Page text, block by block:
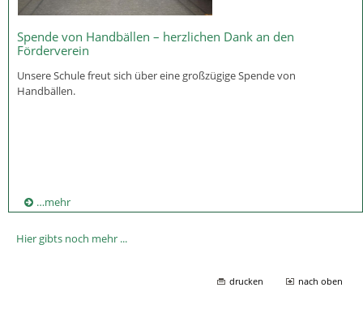
Spende von Handbällen – herzlichen Dank an den
Förderverein
Unsere Schule freut sich über eine großzügige Spende von
Handbällen.
…mehr
Hier gibts noch mehr ...
drucken nach oben